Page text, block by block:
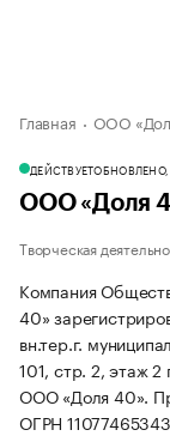
Главная ООО
ДЕЙСТВУЕТОБНОВЛЕНО,
ООО «Доля
Творческая
Компания
40»
вн.тер.г.
101, стр. 2, этаж
ООО «Доля 40».
ОГРН